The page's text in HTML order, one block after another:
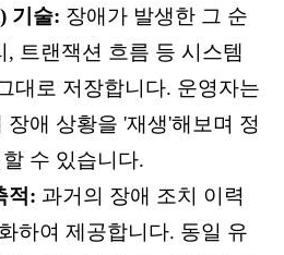
기술: 장애가 발생한 그 순
, 트랜잭션 흐름 등 시스템
대로 저장합니다. 운영자는
장애 상황을 '재생'해보며 정
수 있습니다.
적: 과거의 장애 조치 이력
하여 제공합니다. 동일 유